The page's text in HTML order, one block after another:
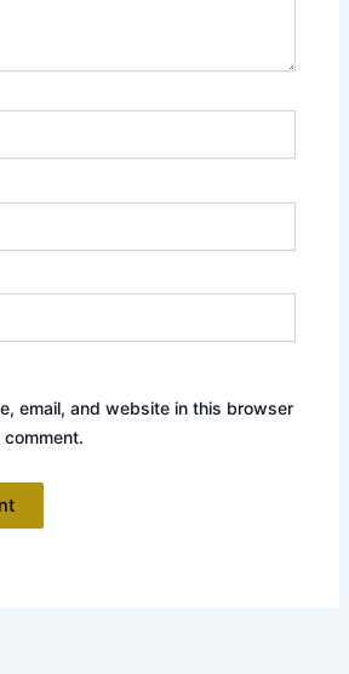
email, and website in this browser